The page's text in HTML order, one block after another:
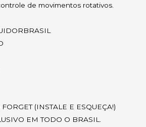
de movimentos rotativos.
(INSTALE E ESQUEÇA!)
EM TODO O BRASIL.